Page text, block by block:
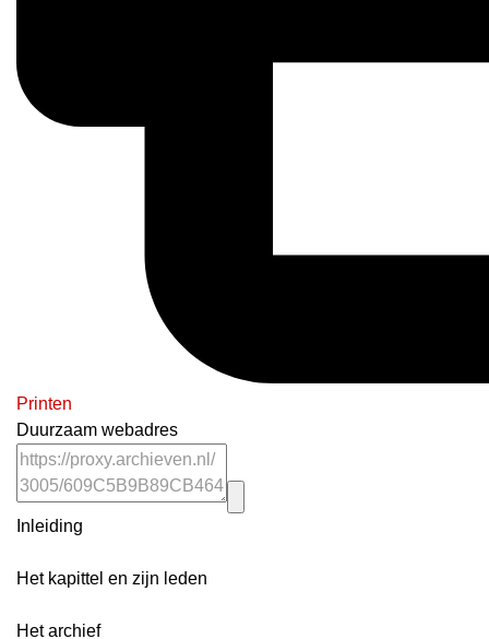
Printen
Duurzaam webadres
Inleiding
Het kapittel en zijn leden
Het archief